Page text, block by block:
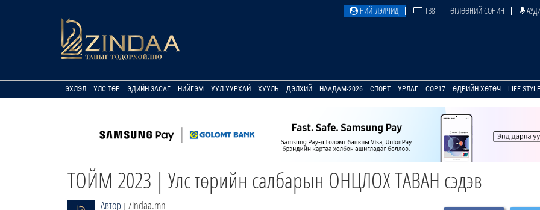
НИЙТЛЭЛЧИД ТВ8 ӨГЛӨӨНИЙ СОНИН
ЭХЛЭЛ УЛС ТӨР ЭДИЙН ЗАСАГ НИЙГЭМ УУЛ УУРХАЙ ХУУЛЬ ДЭЛХИЙ НААДАМ-2026 СПОРТ УРЛАГ COP17 ӨДРИЙН ХӨТӨЧ LIFE STYLE
ТОЙМ 2023 | Улс төрийн салбарын ОНЦЛОХ ТАВАН сэдэв
Автор | Zindaa.mn